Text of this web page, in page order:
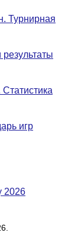
Турнирная
игр
2026